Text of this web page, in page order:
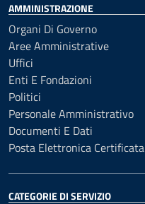
AMMINISTRAZIONE
Organi Di Governo
Aree Amministrative
Uffici
Enti E Fondazioni
Politici
Personale Amministrativo
Documenti E Dati
Posta Elettronica Certificata
CATEGORIE DI SERVIZIO